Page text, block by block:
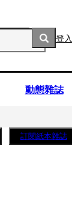
登入
動態雜誌
訂閱紙本雜誌